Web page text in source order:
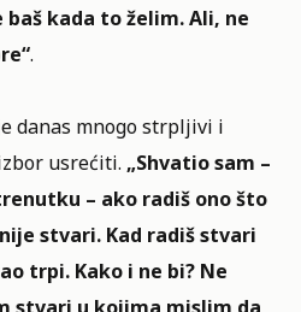
kada to želim. Ali, ne
.
danas mnogo strpljivi i
usrećiti. „Shvatio sam –
– ako radiš ono što
stvari. Kad radiš stvari
trpi. Kako i ne bi? Ne